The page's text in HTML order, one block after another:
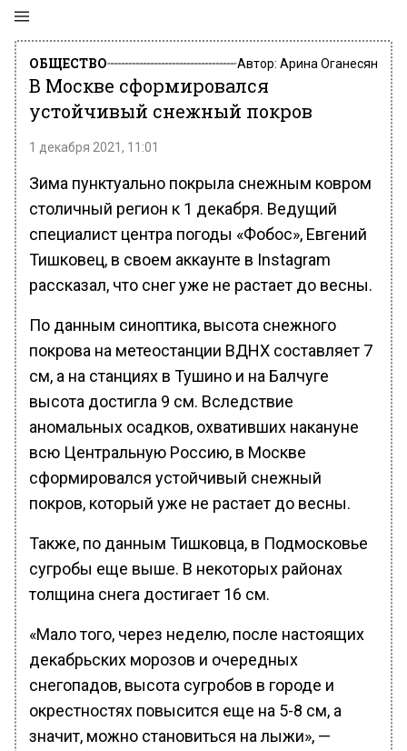
ОБЩЕСТВО Автор: Арина Оганесян
В Москве сформировался
устойчивый снежный покров
1 декабря 2021, 11:01
Зима пунктуально покрыла снежным ковром
столичный регион к 1 декабря. Ведущий
специалист центра погоды «Фобос», Евгений
Тишковец, в своем аккаунте в Instagram
рассказал, что снег уже не растает до весны.
По данным синоптика, высота снежного
покрова на метеостанции ВДНХ составляет 7
см, а на станциях в Тушино и на Балчуге
высота достигла 9 см. Вследствие
аномальных осадков, охвативших накануне
всю Центральную Россию, в Москве
сформировался устойчивый снежный
покров, который уже не растает до весны.
Также, по данным Тишковца, в Подмосковье
сугробы еще выше. В некоторых районах
толщина снега достигает 16 см.
«Мало того, через неделю, после настоящих
декабрьских морозов и очередных
снегопадов, высота сугробов в городе и
окрестностях повысится еще на 5-8 см, а
значит, можно становиться на лыжи», —